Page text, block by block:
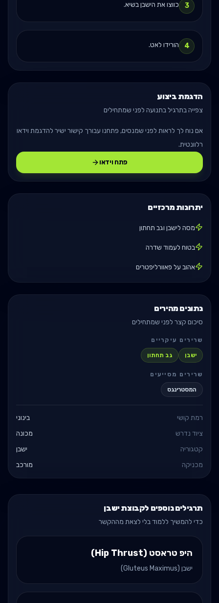
3 כווצו את הישבן בשיא.
4 הורידו לאט.
הדגמת ביצוע
צפייה בתרגיל בתנועה לפני שמתחילים
אם נוח לך לראות לפני שמנסים, פתחנו עבורך קישור ישיר להדגמת וידאו
רלוונטית.
פתח וידאו
יתרונות מרכזיים
מסה לישבן וגב תחתון
בטוח לעמוד שדרה
אהוב על פאוורליפטרים
נתונים מהירים
סיכום קצר לפני שמתחילים
שרירים עיקריים
ישבן גב תחתון
שרירים מסייעים
המסטרינגס
רמת קושי
בינוני
ציוד נדרש
מכונה
קטגוריה
ישבן
מכניקה
מורכב
תרגילים נוספים לקבוצת ישבן
כדי להמשיך ללמוד בלי לצאת מההקשר
היפ טראסט (Hip Thrust)
ישבן (Gluteus Maximus)